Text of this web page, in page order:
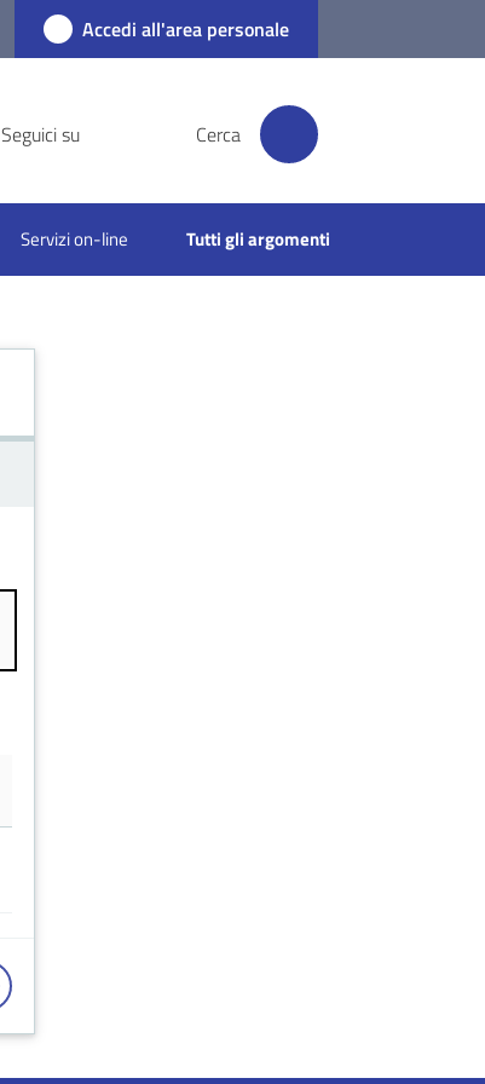
Accedi all'area personale
Seguici su Cerca
Servizi on-line Tutti gli argomenti